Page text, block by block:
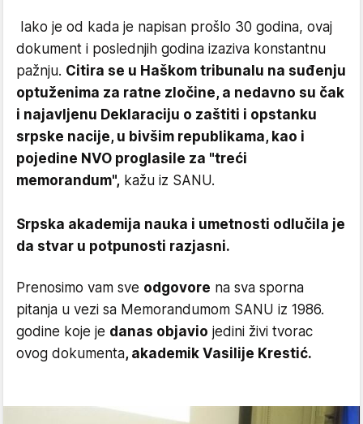
Iako je od kada je napisan prošlo 30 godina, ovaj
dokument i poslednjih godina izaziva konstantnu
pažnju. Citira se u Haškom tribunalu na suđenju
optuženima za ratne zločine, a nedavno su čak
i najavljenu Deklaraciju o zaštiti i opstanku
srpske nacije, u bivšim republikama, kao i
pojedine NVO proglasile za "treći
memorandum", kažu iz SANU.
Srpska akademija nauka i umetnosti odlučila je
da stvar u potpunosti razjasni.
Prenosimo vam sve odgovore na sva sporna
pitanja u vezi sa Memorandumom SANU iz 1986.
godine koje je danas objavio jedini živi tvorac
ovog dokumenta, akademik Vasilije Krestić.